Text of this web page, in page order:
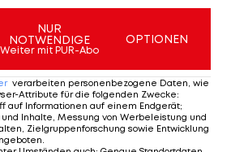
sie auch. Vielleicht ist es
von Porsche aus der WEC ist
verbliebene Werksteam in der
wurde das Reglement
Chancen von Privatteams wie
NUR
NOTWENDIGE
Weiter mit PUR-Abo
OPTIONEN
verarbeiten personenbezogene Daten, wie
Attribute für die folgenden Zwecke:
auf Informationen auf einem Endgerät;
Inhalte, Messung von Werbeleistung und
Zielgruppenforschung sowie Entwicklung